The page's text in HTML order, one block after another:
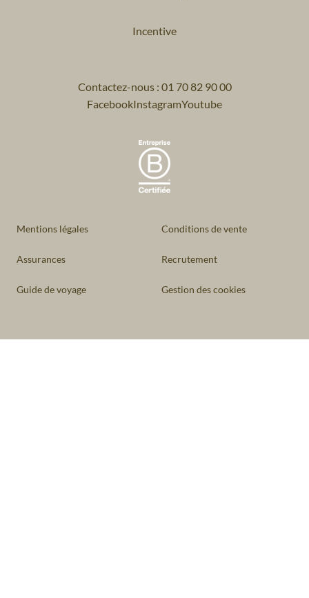
Incentive
Contactez-nous : 01 70 82 90 00
FacebookInstagramYoutube
Mentions légales Conditions de vente
Assurances Recrutement
Guide de voyage Gestion des cookies